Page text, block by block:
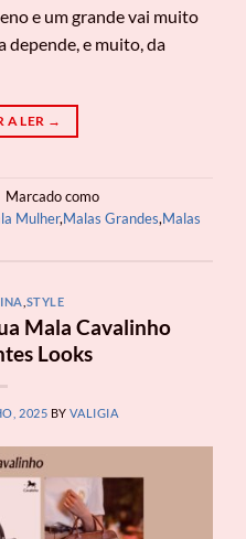
e um grande vai muito
depende, e muito, da
A LER →
Marcado como
Mulher,Malas Grandes,Malas
STYLE
Mala Cavalinho
Looks
2025 BYVALIGIA